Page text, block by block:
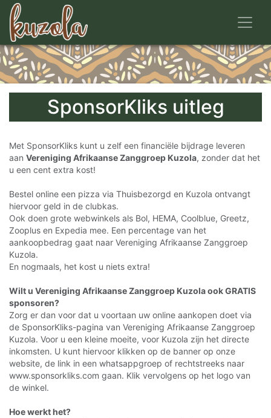
SponsorKliks uitleg
Met SponsorKliks kunt u zelf een financiële bijdrage leveren
aan Vereniging Afrikaanse Zanggroep Kuzola, zonder dat het
u een cent extra kost!
Bestel online een pizza via Thuisbezorgd en Kuzola ontvangt
hiervoor geld in de clubkas.
Ook doen grote webwinkels als Bol, HEMA, Coolblue, Greetz,
Zooplus en Expedia mee. Een percentage van het
aankoopbedrag gaat naar Vereniging Afrikaanse Zanggroep
Kuzola.
En nogmaals, het kost u niets extra!
Wilt u Vereniging Afrikaanse Zanggroep Kuzola ook GRATIS
sponsoren?
Zorg er dan voor dat u voortaan uw online aankopen doet via
de SponsorKliks-pagina van Vereniging Afrikaanse Zanggroep
Kuzola. Voor u een kleine moeite, voor Kuzola zijn het directe
inkomsten. U kunt hiervoor klikken op de banner op onze
website, de link in een whatsappgroep of rechtstreeks naar
www.sponsorkliks.com gaan. Klik vervolgens op het logo van
de winkel.
Hoe werkt het?